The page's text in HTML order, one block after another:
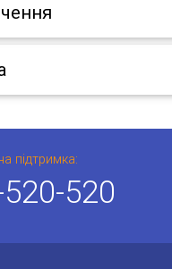
підтримка:
520